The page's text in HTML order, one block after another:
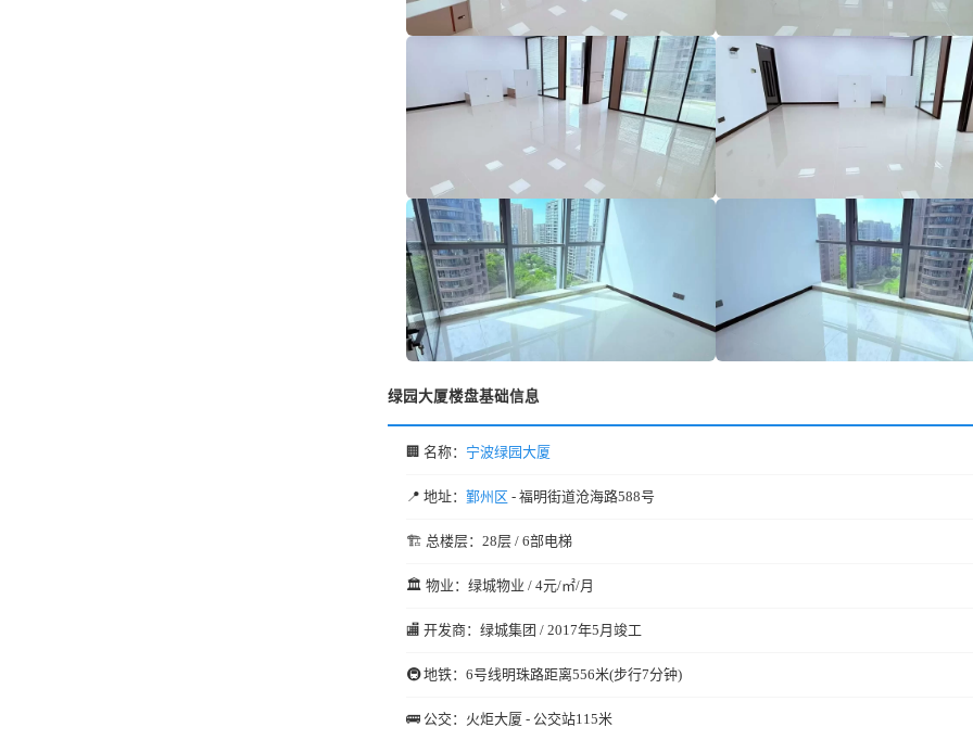
绿园大厦楼盘基础信息
🏢 名称： 宁波绿园大厦
📍 地址： 鄞州区 - 福明街道沧海路588号
🏗️ 总楼层：28层 / 6部电梯
🏛️ 物业：绿城物业 / 4元/㎡/月
🏬 开发商：绿城集团 / 2017年5月竣工
🚇 地铁：6号线明珠路距离556米(步行7分钟)
🚌 公交：火炬大厦 - 公交站115米